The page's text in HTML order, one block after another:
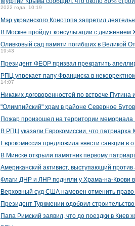
2022 года, 10:19
Мэр украинского Конотопа запретил
В Москве пройдут консультации с
Оливковый сад памяти погибших в Великой
19:43
Президент ФЕОР призвал прекратить
РПЦ упрекает папу Франциска в
14:07
Никаких договоренностей по встрече
"Олимпийский" храм в районе Северное
Пожар произошел на территории мемориала
В РПЦ указали Еврокомиссии, что патриарха
Еврокомиссия предложила ввести санкции в
В Минске открыли памятник первому
Американский активист, выступающий
Флаги ДНР и ЛНР подняли у Храма-на-Крови в
Верховный суд США намерен отменить право
Президент Туркмении одобрил
Папа Римский заявил, что до поездки в Киев